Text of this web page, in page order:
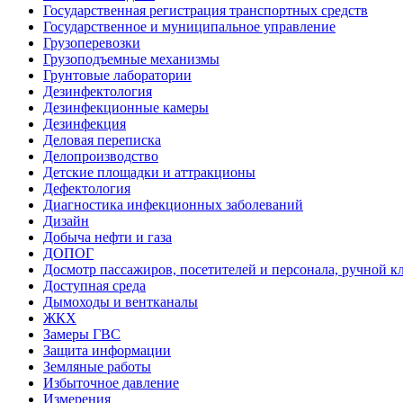
Государственная регистрация транспортных средств
Государственное и муниципальное управление
Грузоперевозки
Грузоподъемные механизмы
Грунтовые лаборатории
Дезинфектология
Дезинфекционные камеры
Дезинфекция
Деловая переписка
Делопроизводство
Детские площадки и аттракционы
Дефектология
Диагностика инфекционных заболеваний
Дизайн
Добыча нефти и газа
ДОПОГ
Досмотр пассажиров, посетителей и персонала, ручной
Доступная среда
Дымоходы и вентканалы
ЖКХ
Замеры ГВС
Защита информации
Земляные работы
Избыточное давление
Измерения